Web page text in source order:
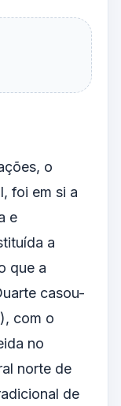
o
foi em si a
e
a
que a
casou-
com o
no
norte de
de